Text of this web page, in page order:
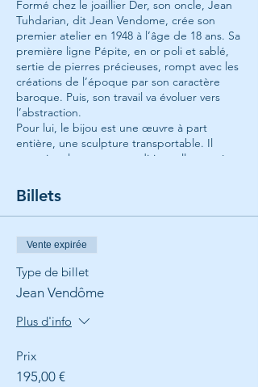
Formé chez le joaillier Der, son oncle, Jean
Tuhdarian, dit Jean Vendome, crée son
premier atelier en 1948 à l’âge de 18 ans. Sa
première ligne Pépite, en or poli et sablé,
sertie de pierres précieuses, rompt avec les
créations de l’époque par son caractère
baroque. Puis, son travail va évoluer vers
l’abstraction.
Pour lui, le bijou est une œuvre à part
entière, une sculpture transportable. Il
supprime la monture traditionnelle et crée
taillés, quartz, pierres à images) sont mises
en valeur. Les voyages seront souvent
sources d’inspiration. Sa collection Survol,
par exemple, fait référence à une ville vue
d’avion tout comme les lignes America ou
Cinquième Avenue rappellent ses périples
aux États-Unis. Dans sa boutique atelier du
352 rue Saint-Honoré, il collabore avec le
Vieira da Silva, Jean Degottex, Vasarely ou
Neuf académiciens, dont Roger Caillois,
Maurice Schumann, René de Obaldia et
Billets
Vente expirée
Type de billet
Jean Vendôme
Plus d'info
Prix
195,00 €